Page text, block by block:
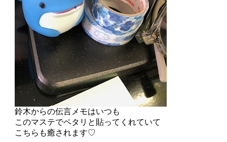
鈴木からの伝言メモはいつも
このマステでペタリと貼ってくれていて
こちらも癒されます♡